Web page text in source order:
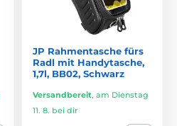
JP Rahmentasche fürs
Radl mit Handytasche,
1,7l, BB02, Schwarz
Versandbereit, am Dienstag
11. 8. bei dir